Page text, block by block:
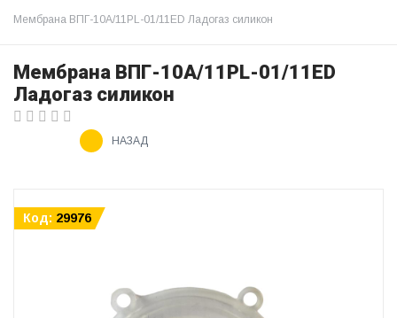
Мембрана ВПГ-10А/11PL-01/11ЕD Ладогаз силикон
Мембрана ВПГ-10А/11PL-01/11ЕD
Ладогаз силикон
НАЗАД
Код: 29976